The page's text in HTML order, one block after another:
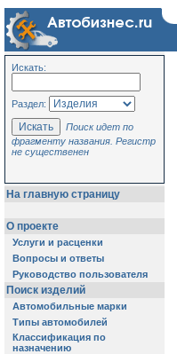
Искать:
Раздел:
Поиск идет по
фрагменту названия. Регистр
не существенен
На главную страницу
О проекте
Услуги и расценки
Вопросы и ответы
Руководство пользователя
Поиск изделий
Автомобильные марки
Типы автомобилей
Классификация по
назначению